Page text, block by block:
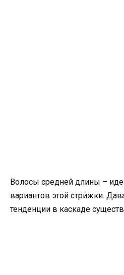
Волосы средней длины –
вариантов этой стрижки.
тенденции в каскаде